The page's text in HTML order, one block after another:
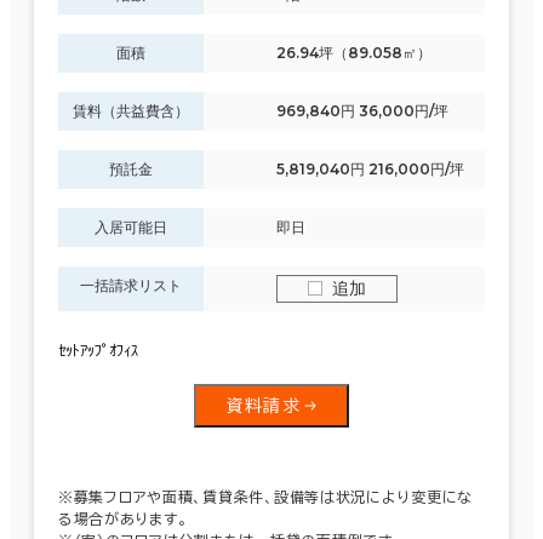
面積 26.94坪（89.058㎡）
賃料（共益費含） 969,840円 36,000円/坪
預託金 5,819,040円 216,000円/坪
入居可能日 即日
一括請求リスト 追加
ｾｯﾄｱｯﾌﾟｵﾌｨｽ
資料請求
※募集フロアや面積、賃貸条件、設備等は状況により変更にな
る場合があります。